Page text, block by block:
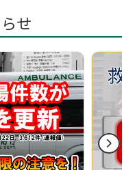
救命講習受付のお知ら
せ